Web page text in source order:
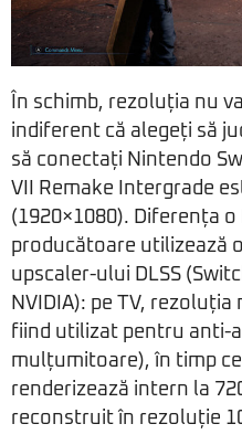
În schimb, rezoluția nu
indiferent că alegeți să
să conectați Nintendo
VII Remake Intergrade
(1920×1080). Diferența
producătoare utilizează
upscaler-ului DLSS
NVIDIA): pe TV, rezoluția
fiind utilizat pentru anti-
mulțumitoare), în timp
renderizează intern la
reconstruit în rezoluție